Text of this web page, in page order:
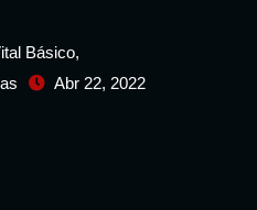
Básico,
Abr 22, 2022